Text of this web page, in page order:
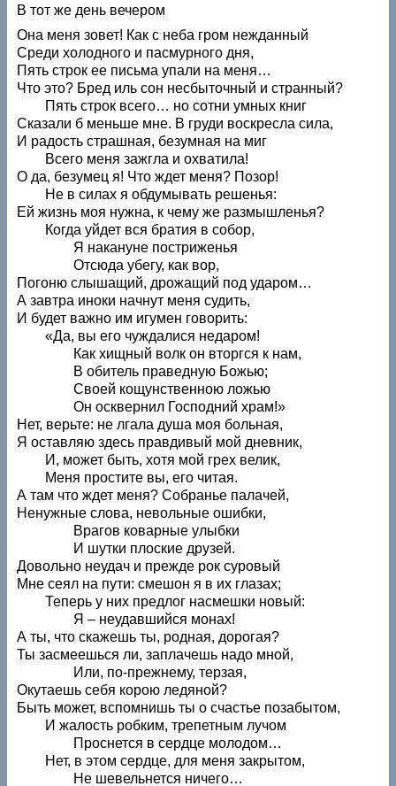
В тот же день вечером
Она меня зовет! Как с неба гром нежданный
Среди холодного и пасмурного дня,
Пять строк ее письма упали на меня…
Что это? Бред иль сон несбыточный и странный?
Пять строк всего… но сотни умных книг
Сказали б меньше мне. В груди воскресла сила,
И радость страшная, безумная на миг
Всего меня зажгла и охватила!
О да, безумец я! Что ждет меня? Позор!
Не в силах я обдумывать решенья:
Ей жизнь моя нужна, к чему же размышленья?
Когда уйдет вся братия в собор,
Я накануне постриженья
Отсюда убегу, как вор,
Погоню слышащий, дрожащий под ударом…
А завтра иноки начнут меня судить,
И будет важно им игумен говорить:
«Да, вы его чуждалися недаром!
Как хищный волк он вторгся к нам,
В обитель праведную Божью;
Своей кощунственною ложью
Он осквернил Господний храм!»
Нет, верьте: не лгала душа моя больная,
Я оставляю здесь правдивый мой дневник,
И, может быть, хотя мой грех велик,
Меня простите вы, его читая.
А там что ждет меня? Собранье палачей,
Ненужные слова, невольные ошибки,
Врагов коварные улыбки
И шутки плоские друзей.
Довольно неудач и прежде рок суровый
Мне сеял на пути: смешон я в их глазах;
Теперь у них предлог насмешки новый:
Я – неудавшийся монах!
А ты, что скажешь ты, родная, дорогая?
Ты засмеешься ли, заплачешь надо мной,
Или, по-прежнему, терзая,
Окутаешь себя корою ледяной?
Быть может, вспомнишь ты о счастье позабытом,
И жалость робким, трепетным лучом
Проснется в сердце молодом…
Нет, в этом сердце, для меня закрытом,
Не шевельнется ничего…